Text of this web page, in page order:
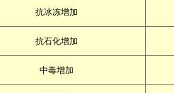
抗冰冻增加
抗石化增加
中毒增加